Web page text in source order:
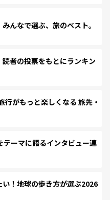
んなで選ぶ、旅のベスト。
者の投票をもとにランキン
がもっと楽しくなる 旅先・
ーマに語るインタビュー連
！地球の歩き方が選ぶ2026